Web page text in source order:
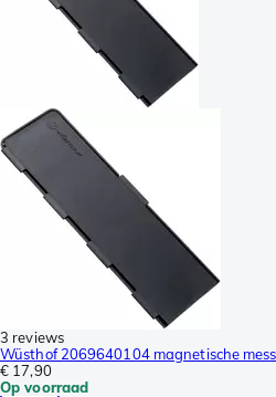
3 reviews
Wüsthof 2069640104 magnetische
€ 17,90
Op voorraad